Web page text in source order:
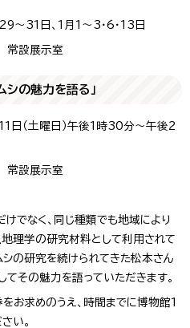
～31日、1月1～3・6・13日
設展示室
シの魅力を語る」
日（土曜日）午後1時30分～午後2
設展示室
でなく、同じ種類でも地域により
理学の研究材料として利用されて
シの研究を続けられてきた松本さん
てその魅力を語っていただきます。
お求めのうえ、時間までに博物館1
い。